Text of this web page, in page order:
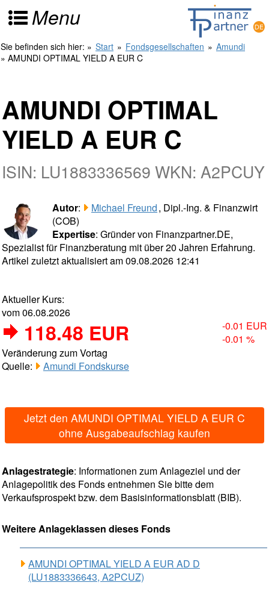
Menu
Sie befinden sich hier: » Start » Fondsgesellschaften » Amundi
» AMUNDI OPTIMAL YIELD A EUR C
AMUNDI OPTIMAL
YIELD A EUR C
ISIN: LU1883336569 WKN: A2PCUY
Autor: Michael Freund, Dipl.-Ing. & Finanzwirt
(COB)
Expertise: Gründer von Finanzpartner.DE,
Spezialist für Finanzberatung mit über 20 Jahren Erfahrung.
Artikel zuletzt aktualisiert am 09.08.2026 12:41
Aktueller Kurs:
vom 06.08.2026
118.48 EUR
-0.01 EUR
-0.01 %
Veränderung zum Vortag
Quelle:
Amundi Fondskurse
Jetzt den AMUNDI OPTIMAL YIELD A EUR C
ohne Ausgabeaufschlag kaufen
Anlagestrategie: Informationen zum Anlageziel und der
Anlagepolitik des Fonds entnehmen Sie bitte dem
Verkaufsprospekt bzw. dem Basisinformationsblatt (BIB).
Weitere Anlageklassen dieses Fonds
AMUNDI OPTIMAL YIELD A EUR AD D
(LU1883336643, A2PCUZ)